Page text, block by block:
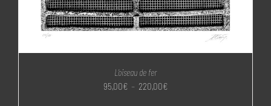
L’oiseau de fer
95,00€ – 220,00€